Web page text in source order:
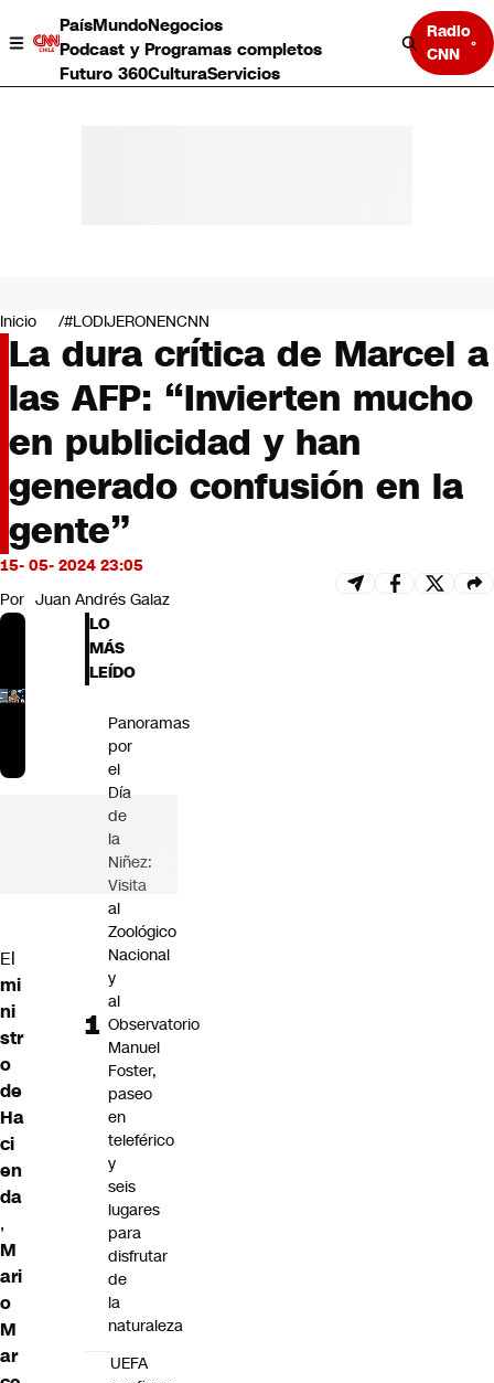
PaísMundoNegocios
Podcast y Programas completos
Futuro 360CulturaServicios
Radio
CNN
Negocios
Deportes
Programas completos
Cultura
Servicios
Bits
CNN Data
CNN tiempo
Futuro 360
Opinión
Inicio #LODIJERONENCNN
La dura crítica de Marcel a
las AFP: “Invierten mucho
en publicidad y han
generado confusión en la
gente”
15- 05- 2024 23:05
Por Juan Andrés Galaz
El
mi
ni
str
o
de
Ha
ci
en
da
,
M
ari
o
M
ar
LO
MÁS
LEÍDO
Panoramas
por
el
Día
de
la
Niñez:
Visita
al
Zoológico
Nacional
y
al
Observatorio
Manuel
Foster,
paseo
en
teleférico
y
seis
lugares
para
disfrutar
de
la
naturaleza
UEFA